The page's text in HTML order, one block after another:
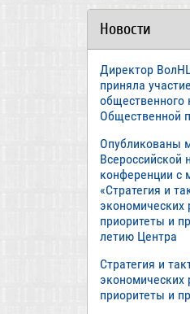
Новости
Директор
приняла
Общественной
Опубликованы
Всероссийской
конференции с
«Стратегия и
приоритеты и
летию Центра
Стратегия и
приоритеты и